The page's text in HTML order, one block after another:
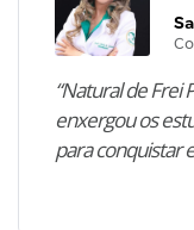
“Natural de Frei
enxergou os
para conquistar